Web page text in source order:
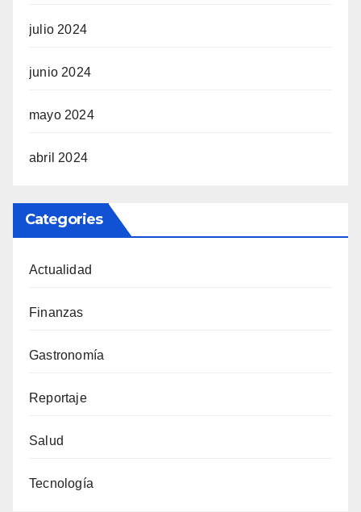
julio 2024
junio 2024
mayo 2024
abril 2024
Categories
Actualidad
Finanzas
Gastronomía
Reportaje
Salud
Tecnología